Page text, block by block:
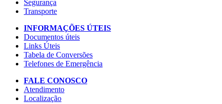
Segurança
Transporte
INFORMAÇÕES ÚTEIS
Documentos úteis
Links Úteis
Tabela de Conversões
Telefones de Emergência
FALE CONOSCO
Atendimento
Localização